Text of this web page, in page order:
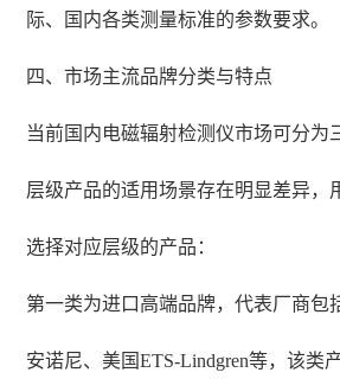
际、国内各类测量标准的参数要求。
四、市场主流品牌分类与特点
当前国内电磁辐射检测仪市场可分为
层级产品的适用场景存在明显差异，
选择对应层级的产品：
第一类为进口高端品牌，代表厂商包
安诺尼、美国ETS-Lindgren等，该类